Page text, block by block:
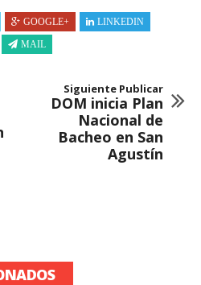
GOOGLE+
LINKEDIN
MAIL
Siguiente Publicar
DOM inicia Plan
Nacional de
Bacheo en San
Agustín